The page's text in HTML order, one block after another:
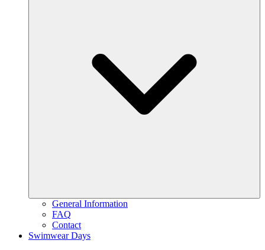
General Information
FAQ
Contact
Swimwear Days